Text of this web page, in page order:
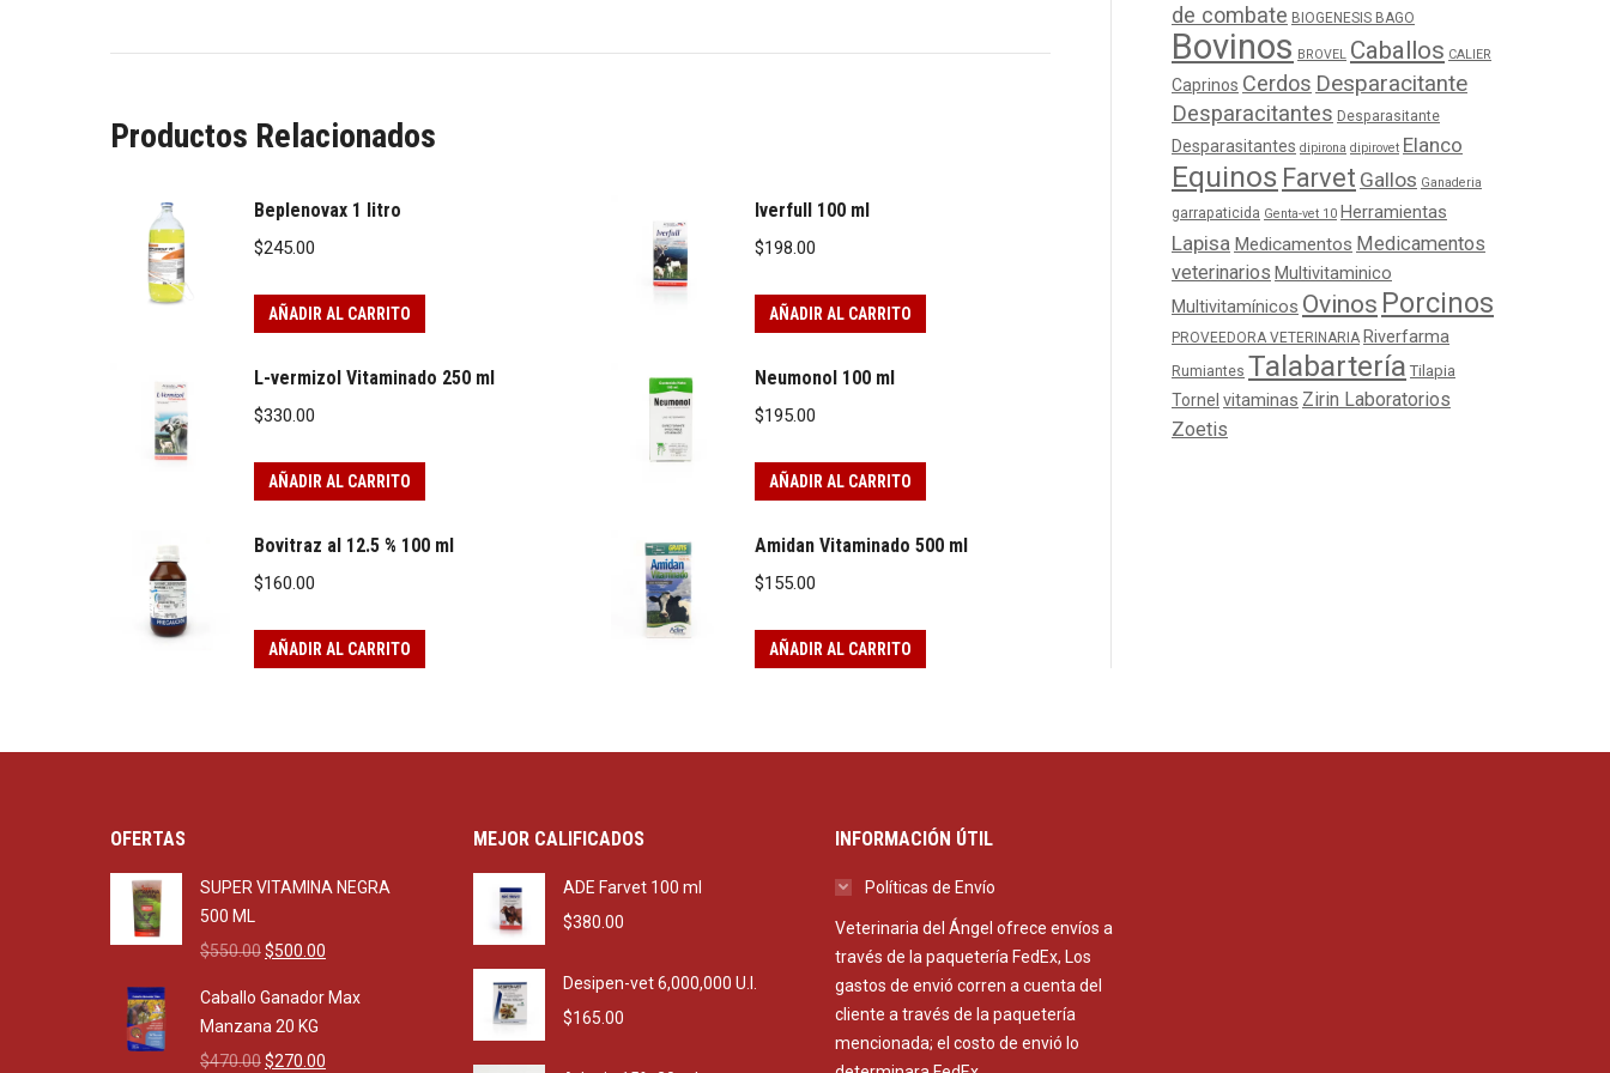
Productos Relacionados
Beplenovax 1 litro
$245.00
AÑADIR AL CARRITO
Iverfull 100 ml
$198.00
AÑADIR AL CARRITO
L-vermizol Vitaminado 250 ml
$330.00
AÑADIR AL CARRITO
Neumonol 100 ml
$195.00
AÑADIR AL CARRITO
Bovitraz al 12.5 % 100 ml
$160.00
AÑADIR AL CARRITO
Amidan Vitaminado 500 ml
$155.00
AÑADIR AL CARRITO
de combate BIOGENESIS BAGO
Bovinos BROVEL Caballos CALIER
Caprinos Cerdos Desparacitante
Desparacitantes Desparasitante
Desparasitantes dipirona dipirovet Elanco
Equinos Farvet Gallos Ganaderia
garrapaticida Genta-vet 10 Herramientas
Lapisa Medicamentos Medicamentos
veterinarios Multivitaminico
Multivitamínicos Ovinos Porcinos
PROVEEDORA VETERINARIA Riverfarma
Rumiantes Talabartería Tilapia
Tornel vitaminas Zirin Laboratorios
Zoetis
OFERTAS
SUPER VITAMINA NEGRA
500 ML
$550.00Original
was:
$550.00.
$500.00
is:
Caballo Ganador Max
Manzana 20 KG
$470.00Original
$270.00
MEJOR CALIFICADOS
ADE Farvet 100 ml
$380.00
Desipen-vet 6,000,000 U.I.
$165.00
INFORMACIÓN ÚTIL
Políticas de Envío
Veterinaria del Ángel ofrece envíos a
través de la paquetería FedEx, Los
gastos de envió corren a cuenta del
cliente a través de la paquetería
mencionada; el costo de envió lo